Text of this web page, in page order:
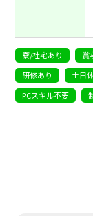
寮/社宅あり 賞
研修あり
土日
PCスキル不要